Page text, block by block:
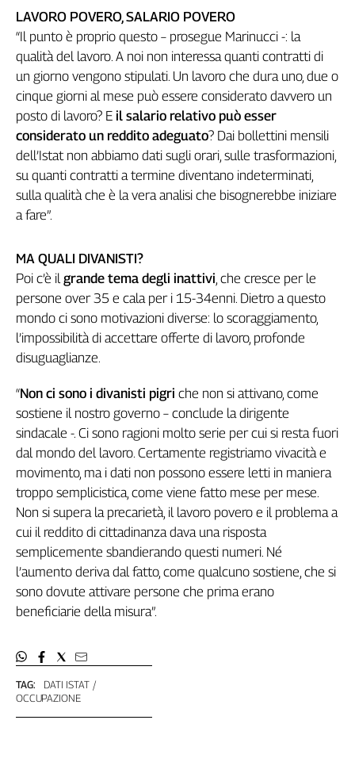
Work
in
Progress
L'Italia
nel
Lavoro
Territori
Molise
Alto
Adige
Calabria
Campania
Emilia-
Romagna
Friuli
Venezia
Lazio
Liguria
Lombardia
Marche
Piemonte
Puglia
Sardegna
Sicilia
Toscana
Trentino
Umbria
Valle
Veneto
Archivio
Storico
1955-
TAG:
DATI ISTAT
OCCUPAZIONE
LAVORO POVERO, SALARIO POVERO
“Il punto è proprio questo – prosegue Marinucci -: la
qualità del lavoro. A noi non interessa quanti contratti di
un giorno vengono stipulati. Un lavoro che dura uno, due o
cinque giorni al mese può essere considerato davvero un
posto di lavoro? E il salario relativo può esser
considerato un reddito adeguato? Dai bollettini mensili
dell’Istat non abbiamo dati sugli orari, sulle trasformazioni,
su quanti contratti a termine diventano indeterminati,
sulla qualità che è la vera analisi che bisognerebbe iniziare
a fare”.
MA QUALI DIVANISTI?
Poi c’è il grande tema degli inattivi , che cresce per le
persone over 35 e cala per i 15-34enni. Dietro a questo
mondo ci sono motivazioni diverse: lo scoraggiamento,
l’impossibilità di accettare offerte di lavoro, profonde
disuguaglianze.
“Non ci sono i divanisti pigri che non si attivano, come
sostiene il nostro governo – conclude la dirigente
sindacale -. Ci sono ragioni molto serie per cui si resta fuori
dal mondo del lavoro. Certamente registriamo vivacità e
movimento, ma i dati non possono essere letti in maniera
troppo semplicistica, come viene fatto mese per mese.
Non si supera la precarietà, il lavoro povero e il problema a
cui il reddito di cittadinanza dava una risposta
semplicemente sbandierando questi numeri. Né
l’aumento deriva dal fatto, come qualcuno sostiene, che si
sono dovute attivare persone che prima erano
beneficiarie della misura”.